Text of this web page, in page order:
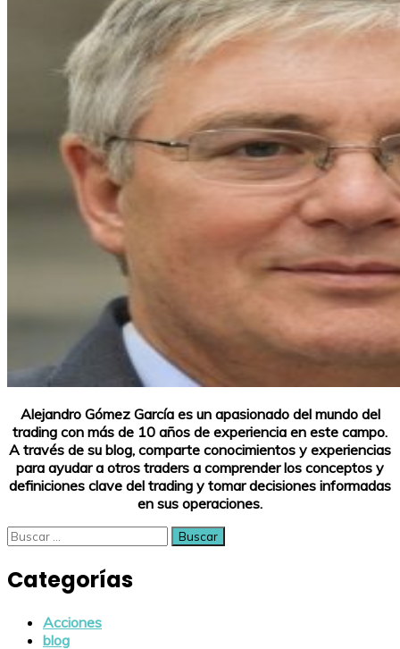
Alejandro Gómez García es un apasionado del mundo del
trading con más de 10 años de experiencia en este campo.
A través de su blog, comparte conocimientos y experiencias
para ayudar a otros traders a comprender los conceptos y
definiciones clave del trading y tomar decisiones informadas
en sus operaciones.
Buscar:
Categorías
Acciones
blog